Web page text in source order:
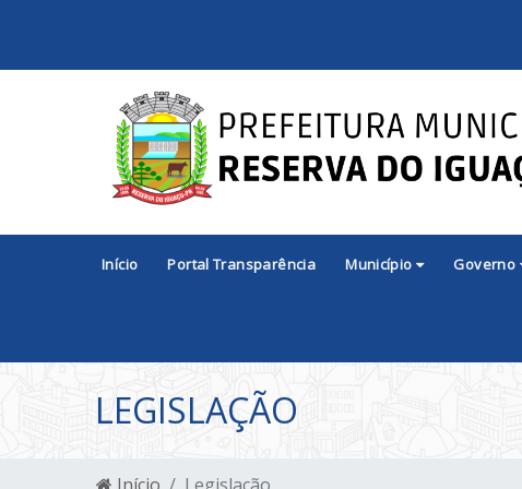
Início Portal Transparência Município Governo
LEGISLAÇÃO
Início Legislação